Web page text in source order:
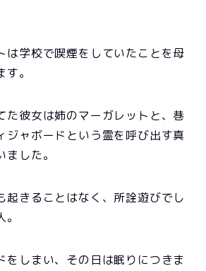
は学校で喫煙をしていたことを母
。
た彼女は姉のマーガレットと、巷
ジャボードという霊を呼び出す真
した。
起きることはなく、所詮遊びでし
をしまい、その日は眠りにつきま